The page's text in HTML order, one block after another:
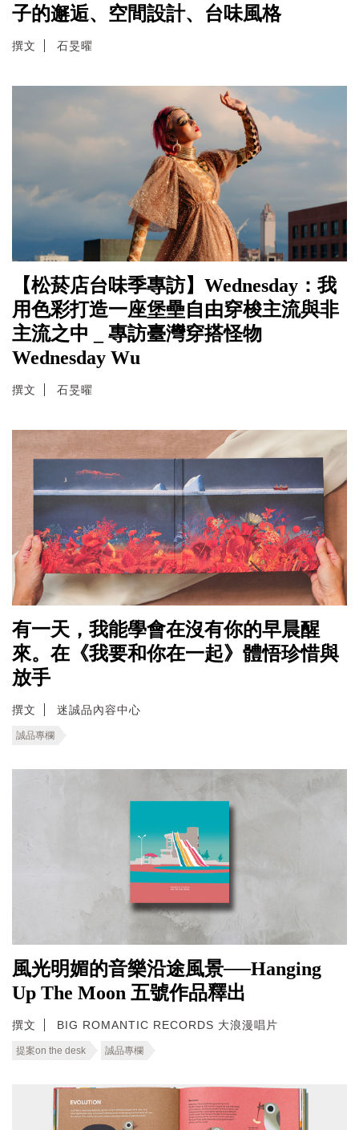
子的邂逅、空間設計、台味風格
撰文 石旻曜
【松菸店台味季專訪】Wednesday：我
用色彩打造一座堡壘自由穿梭主流與非
主流之中 _ 專訪臺灣穿搭怪物
Wednesday Wu
撰文 石旻曜
有一天，我能學會在沒有你的早晨醒
來。在《我要和你在一起》體悟珍惜與
放手
撰文 迷誠品內容中心
誠品專欄
風光明媚的音樂沿途風景──Hanging
Up The Moon 五號作品釋出
撰文 BIG ROMANTIC RECORDS 大浪漫唱片
提案on the desk 誠品專欄